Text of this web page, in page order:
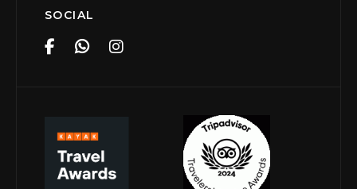
SOCIAL